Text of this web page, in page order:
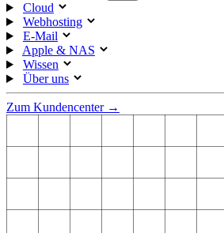
Cloud
Webhosting
E-Mail
Apple & NAS
Wissen
Über uns
Zum Kundencenter →